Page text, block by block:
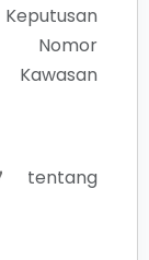
tentang